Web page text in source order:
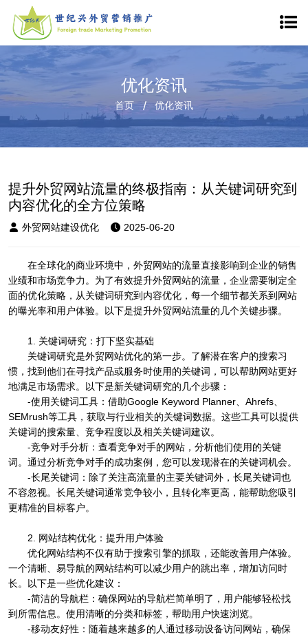
优化资讯
首页 优化资讯
提升外贸网站流量的终极指南：从关键词研究到
内容优化的全方位策略
外贸网站建设优化 2025-06-20
在全球化的商业环境中，外贸网站的流量直接影响到企业的销售
业绩和市场竞争力。为了有效提升外贸网站的流量，企业需要制定全
面的优化策略，从关键词研究到内容优化，每一个细节都关系到网站
的曝光率和用户体验。以下是提升外贸网站流量的几个关键步骤。
1. 关键词研究：打下坚实基础
关键词研究是外贸网站优化的第一步。了解潜在客户的搜索习
惯，找到他们在寻找产品或服务时使用的关键词，可以帮助网站更好
地满足市场需求。以下是新关键词研究的几个步骤：
-使用关键词工具：借助Google Keyword Planner、Ahrefs、
SEMrush等工具，获取与行业相关的关键词数据。这些工具可以提供
关键词的搜索量、竞争程度以及相关关键词建议。
-竞争对手分析：查看竞争对手的网站，分析他们使用的关键
词。通过分析竞争对手的成功案例，您可以发现潜在的关键词机会。
-长尾关键词：除了关注高流量的主要关键词外，长尾关键词也
不容忽视。长尾关键词通常竞争较小，且转化率更高，能帮助您吸引
更精准的目标客户。
2. 网站结构优化：提升用户体验
优化网站结构不仅有助于搜索引擎的抓取，还能改善用户体验。
一个清晰、易导航的网站结构可以减少用户的跳出率，增加访问时
长。以下是一些优化建议：
-简洁的导航栏：确保网站的导航栏简单明了，用户能够轻松找
到所需信息。使用清晰的分类和标签，帮助用户快速浏览。
-移动友好性：随着越来越多的人通过移动设备访问网站，确保